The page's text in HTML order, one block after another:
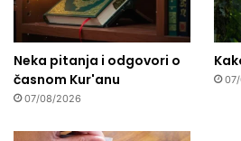
Neka pitanja i odgovori o
časnom Kur'anu
07/08/2026